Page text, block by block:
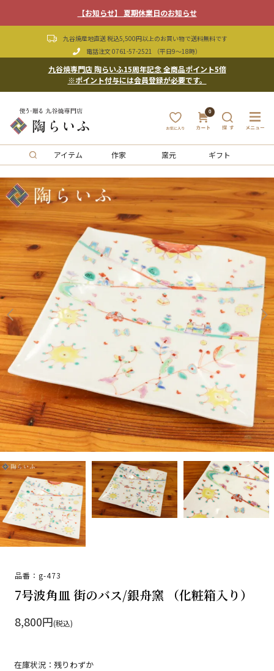
【お知らせ】 夏期休業日のお知らせ
九谷焼産地直送 税込5,500円以上のお買い物で送料無料です
電話注文 0761-57-2521 （平日9〜18時）
九谷焼専門店 陶らいふ15周年記念 全商品ポイント5倍
※ポイント付与には会員登録が必要です。
0
アイテム 作家 窯元 ギフト
品番：g-473
7号波角皿 街のバス/銀舟窯 （化粧箱入り）
8,800円(税込)
在庫状況：残りわずか